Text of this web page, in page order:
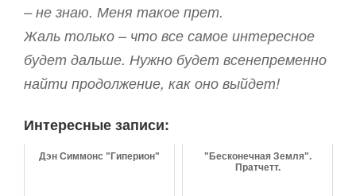
– не знаю. Меня такое прет.
Жаль только – что все самое интересное
будет дальше. Нужно будет всенепременно
найти продолжение, как оно выйдет!
Интересные записи:
Дэн Симмонс "Гиперион"
"Бесконечная Земля".
Пратчетт.